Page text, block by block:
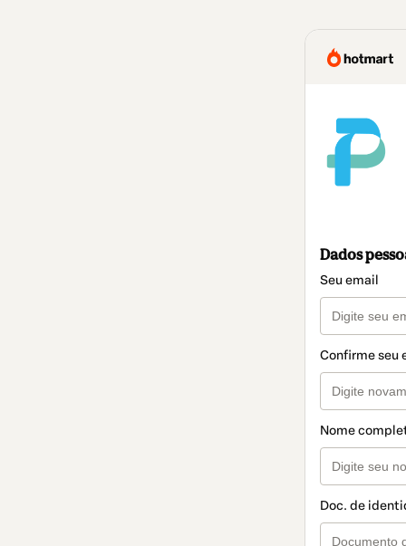
Dados
Seu email
Confirme seu
Nome
Doc. de